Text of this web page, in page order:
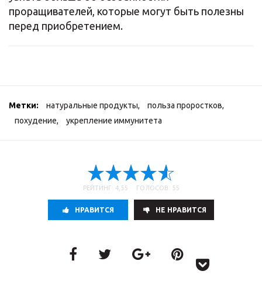
проращивателей, которые могут быть полезны
перед приобретением.
Метки: натуральные продукты, польза проростков,
похудение, укрепление иммунитета
РЕЙТИНГ: 4,55 ГОЛОСОВ: 55
НРАВИТСЯ НE НРАВИТСЯ